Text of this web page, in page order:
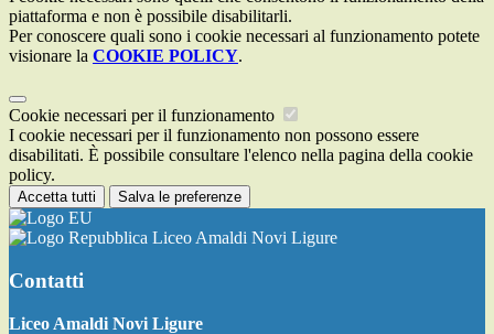
piattaforma e non è possibile disabilitarli.
Per conoscere quali sono i cookie necessari al funzionamento potete
visionare la COOKIE POLICY.
Cookie necessari per il funzionamento
I cookie necessari per il funzionamento non possono essere
disabilitati. È possibile consultare l'elenco nella pagina della cookie
policy.
Accetta tutti Salva le preferenze
Liceo Amaldi Novi Ligure
Contatti
Liceo Amaldi Novi Ligure